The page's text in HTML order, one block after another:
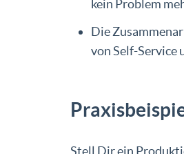
kein Problem
Die
von Self-Service
Stell Dir ein